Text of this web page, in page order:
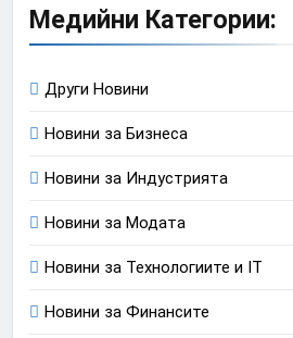
Медийни Категории:
Други Новини
Новини за Бизнеса
Новини за Индустрията
Новини за Модата
Новини за Технологиите и IT
Новини за Финансите